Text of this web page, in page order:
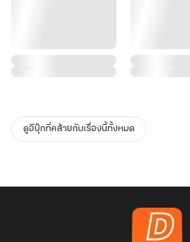
มาระหว่างขาของนาง
นิ้วเรียวยาวบีบพุงนุ่มนิ่มผ่านเสื้อผ้าของนาง
และเข็มปักในมือนางย้ายไปวางบนโต๊ะข้างๆ
“ท่านพี่..” เสียงหวานของนางพยายามเรียกใ
“ลี่อิน..ผู้ใดตั้งชื่อให้เจ้ากัน เข้ากับเจ้ายิ่งนัก
ขับขาน ข้าอยากฟังเจ้าร้องเพลงอีก ข้าอยา
หนานุ่ม อ้าปากขบเบาๆ ไปตามก้อนซาลาเป
ดูอีบุ๊กที่คล้ายกับเรื่องนี้ทั้งหมด